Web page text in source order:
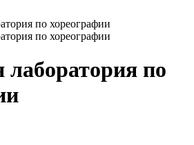
по хореографии
по хореографии
лаборатория по